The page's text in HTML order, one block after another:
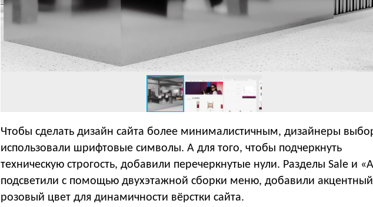
Чтобы сделать дизайн сайта более минималистичным, дизайнеры
использовали шрифтовые символы. А для того, чтобы подчеркнуть
техническую строгость, добавили перечеркнутые нули. Разделы Sale и
подсветили с помощью двухэтажной сборки меню, добавили акцентный
розовый цвет для динамичности вёрстки сайта.